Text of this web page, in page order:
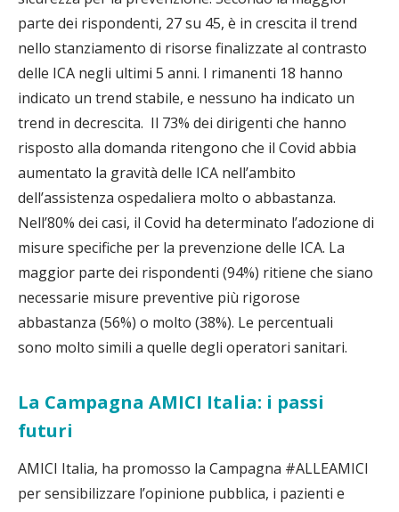
parte dei rispondenti, 27 su 45, è in crescita il trend
nello stanziamento di risorse finalizzate al contrasto
delle ICA negli ultimi 5 anni. I rimanenti 18 hanno
indicato un trend stabile, e nessuno ha indicato un
trend in decrescita. Il 73% dei dirigenti che hanno
risposto alla domanda ritengono che il Covid abbia
aumentato la gravità delle ICA nell’ambito
dell’assistenza ospedaliera molto o abbastanza.
Nell’80% dei casi, il Covid ha determinato l’adozione di
misure specifiche per la prevenzione delle ICA. La
maggior parte dei rispondenti (94%) ritiene che siano
necessarie misure preventive più rigorose
abbastanza (56%) o molto (38%). Le percentuali
sono molto simili a quelle degli operatori sanitari.
La Campagna AMICI Italia: i passi
futuri
AMICI Italia, ha promosso la Campagna #ALLEAMICI
per sensibilizzare l’opinione pubblica, i pazienti e